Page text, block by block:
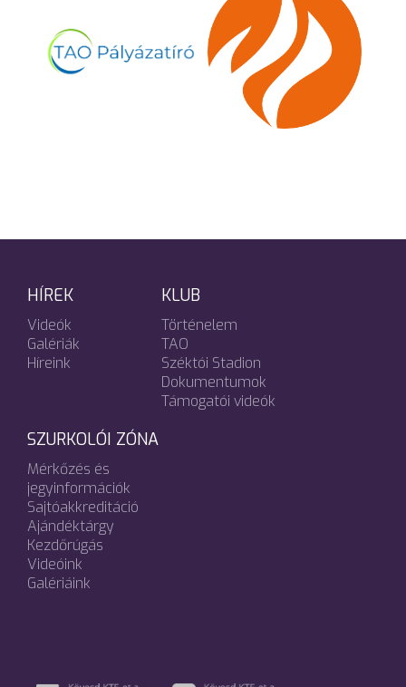
HÍREK
Videók
Galériák
Híreink
KLUB
Történelem
TAO
Széktói Stadion
Dokumentumok
Támogatói videók
SZURKOLÓI ZÓNA
Mérkőzés és
jegyinformációk
Sajtóakkreditáció
Ajándéktárgy
Kezdőrúgás
Videóink
Galériáink